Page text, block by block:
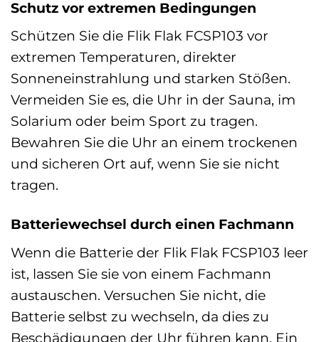
Schutz vor extremen Bedingungen
Schützen Sie die Flik Flak FCSP103 vor
extremen Temperaturen, direkter
Sonneneinstrahlung und starken Stößen.
Vermeiden Sie es, die Uhr in der Sauna, im
Solarium oder beim Sport zu tragen.
Bewahren Sie die Uhr an einem trockenen
und sicheren Ort auf, wenn Sie sie nicht
tragen.
Batteriewechsel durch einen Fachmann
Wenn die Batterie der Flik Flak FCSP103 leer
ist, lassen Sie sie von einem Fachmann
austauschen. Versuchen Sie nicht, die
Batterie selbst zu wechseln, da dies zu
Beschädigungen der Uhr führen kann. Ein